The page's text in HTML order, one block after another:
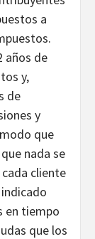
a
años de
y,
de
y
que
nada se
cliente
en tiempo
que los